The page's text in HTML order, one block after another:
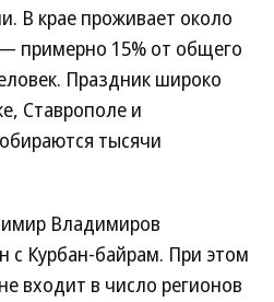
В крае проживает около
примерно 15% от общего
Праздник широко
Ставрополе и
тысячи
Владимиров
с Курбан-байрам. При этом
входит в число регионов